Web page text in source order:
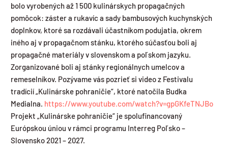
bolo vyrobených až 1 500 kulinárskych propagačných
pomôcok: záster a rukavíc a sady bambusových kuchynských
doplnkov, ktoré sa rozdávali účastníkom podujatia, okrem
iného aj v propagačnom stánku, ktorého súčasťou boli aj
propagačné materiály v slovenskom a poľskom jazyku.
Zorganizované boli aj stánky regionálnych umelcov a
remeselníkov. Pozývame vás pozrieť si video z Festivalu
tradícií „Kulinárske pohraničie“, ktoré natočila Budka
Medialna. https://www.youtube.com/watch?v=gpGKfeTNJBo
Projekt „Kulinárske pohraničie“ je spolufinancovaný
Európskou úniou v rámci programu Interreg Poľsko –
Slovensko 2021 – 2027.